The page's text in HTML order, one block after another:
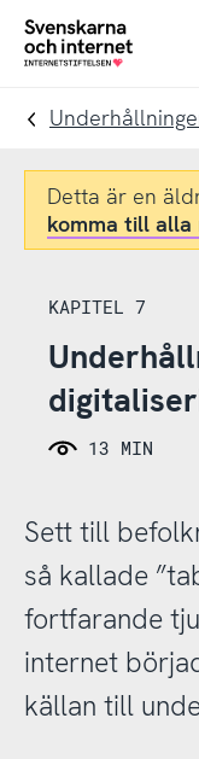
Till
navigation
Till
innehåll
To
Detta är en
komma till
KAPITEL 7
13 MIN
Sett till
så kallade
fortfarande
internet
källan till